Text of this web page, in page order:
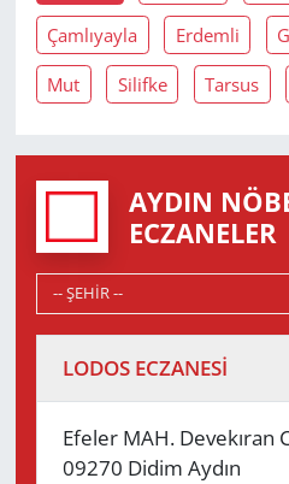
Çamlıyayla Erdemli
Mut Silifke Tarsus
AYDIN
ECZANELER
LODOS ECZANESİ
Efeler MAH. Devekıran
09270 Didim Aydın